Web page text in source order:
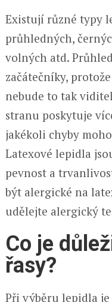
Existují různé typy
průhledných,
volných atd.
začátečníky,
nebude to tak
stranu poskytuje
jakékoli chyby
Latexové lepidla
pevnost a
být alergické na
udělejte alergický
Co je
řasy?
Při výběru lepidla